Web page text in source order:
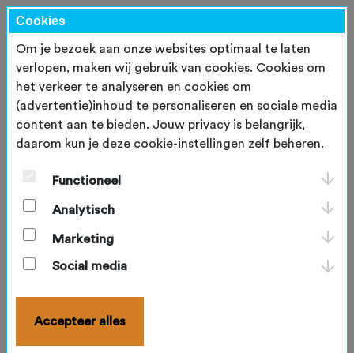
Inloggen
E-mailadres *
Blijf ingelogd
Cookies
Om je bezoek aan onze websites optimaal te laten
verlopen, maken wij gebruik van cookies. Cookies om
het verkeer te analyseren en cookies om
(advertentie)inhoud te personaliseren en sociale media
content aan te bieden. Jouw privacy is belangrijk,
daarom kun je deze cookie-instellingen zelf beheren.
Functioneel
Analytisch
Marketing
Social media
Accepteer alles